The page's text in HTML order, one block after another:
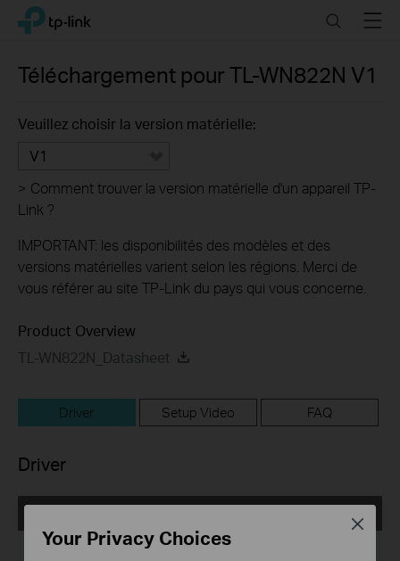
Click
the
navigation
TP-Link, Reliably Smart SearchMenu
Téléchargement pourTL-WN822N V1
Veuillez choisir la version matérielle:
V1
> Comment trouver la version matérielle d'un appareil TP-
Link ?
IMPORTANT: les disponibilités des modèles et des
versions matérielles varient selon les régions. Merci de
vous référer au site TP-Link du pays qui vous concerne.
Product Overview
TL-WN822N_Datasheet
Driver Setup Video FAQ
Driver
Date de publication:2010-06-29
Your Privacy Choices
Close